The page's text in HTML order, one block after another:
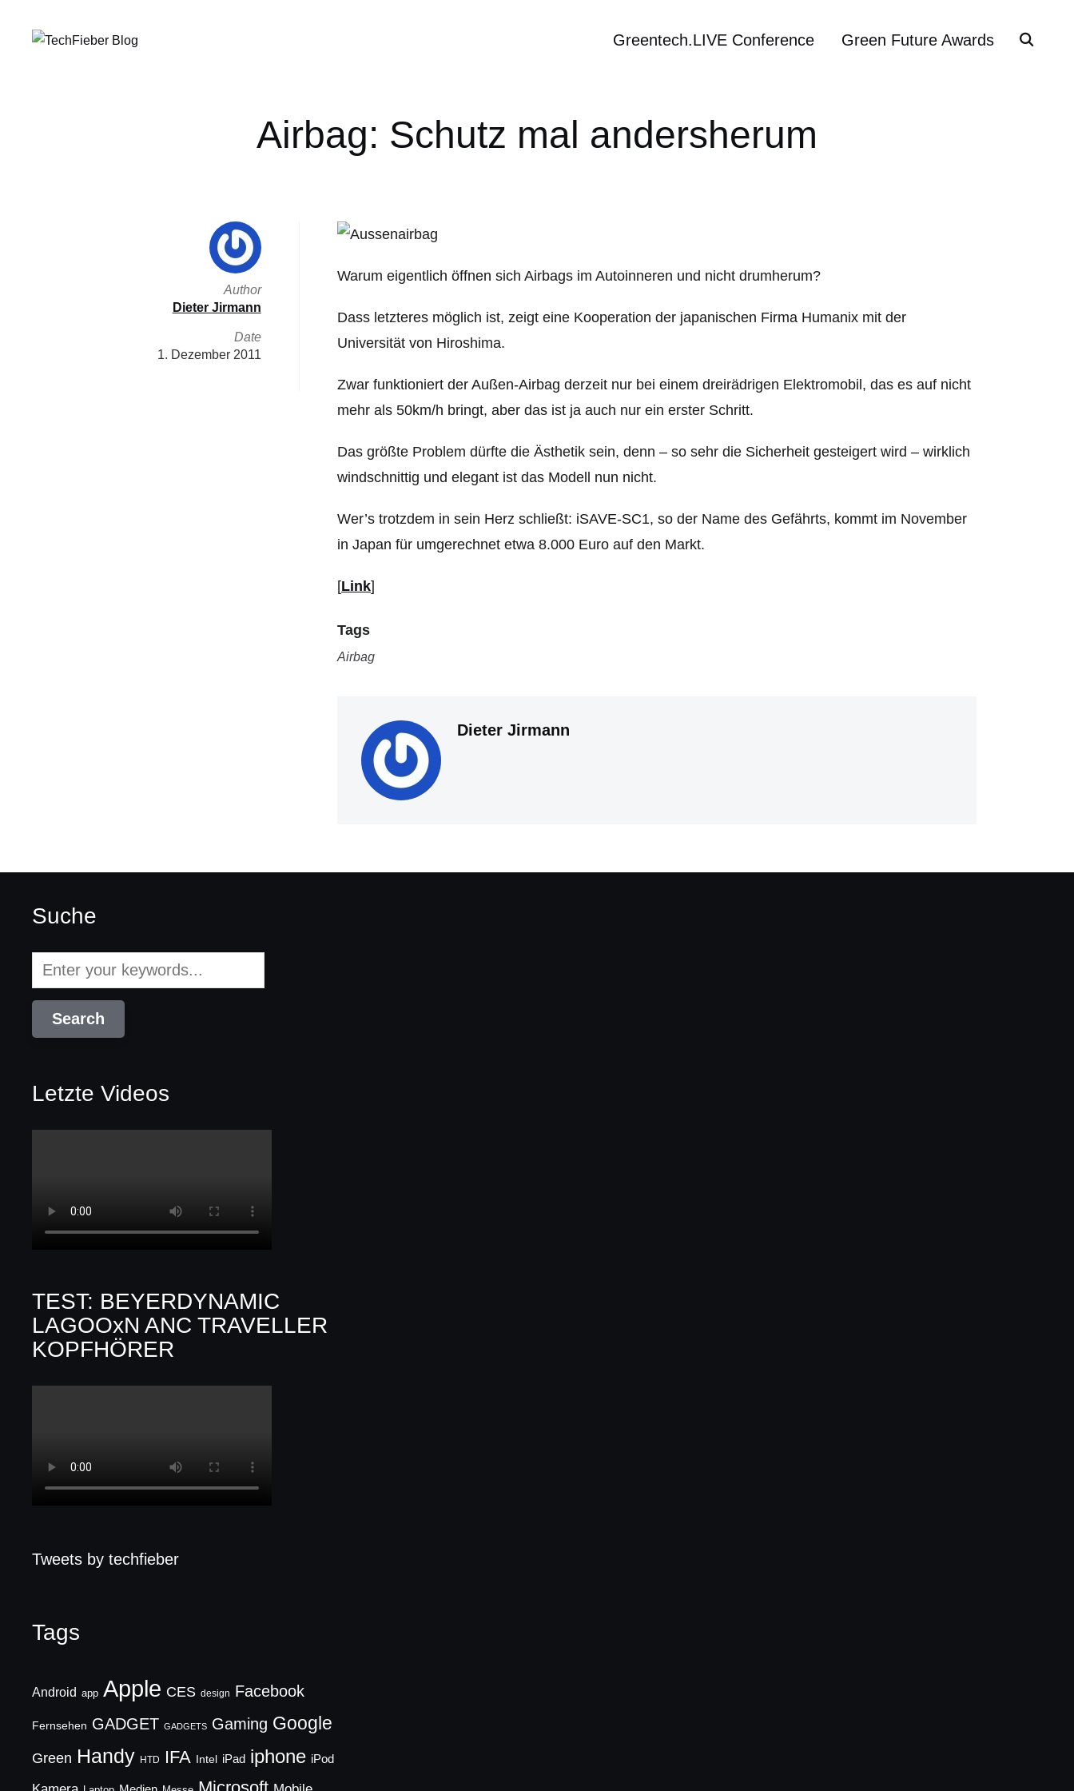
Greentech.LIVE Conference Green Future Awards
Airbag: Schutz mal andersherum
Warum eigentlich öffnen sich Airbags im Autoinneren und nicht drumherum?
Dass letzteres möglich ist, zeigt eine Kooperation der japanischen Firma Humanix mit der
Universität von Hiroshima.
Zwar funktioniert der Außen-Airbag derzeit nur bei einem dreirädrigen Elektromobil, das es auf nicht
mehr als 50km/h bringt, aber das ist ja auch nur ein erster Schritt.
Das größte Problem dürfte die Ästhetik sein, denn – so sehr die Sicherheit gesteigert wird – wirklich
windschnittig und elegant ist das Modell nun nicht.
Wer’s trotzdem in sein Herz schließt: iSAVE-SC1, so der Name des Gefährts, kommt im November
in Japan für umgerechnet etwa 8.000 Euro auf den Markt.
[Link]
Tags
Airbag
Dieter Jirmann
Author
Dieter Jirmann
Date
1. Dezember 2011
Suche
Letzte Videos
TEST: BEYERDYNAMIC
LAGOOxN ANC TRAVELLER
KOPFHÖRER
Tweets by techfieber
Tags
Android app Apple CES design Facebook
Fernsehen GADGET GADGETS Gaming Google
Green Handy HTD IFA Intel iPad iphone iPod